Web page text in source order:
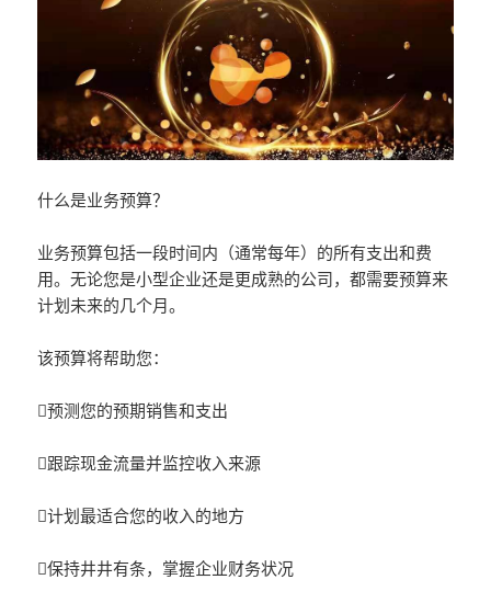
什么是业务预算？
业务预算包括一段时间内（通常每年）的所有支出和费
用。无论您是小型企业还是更成熟的公司，都需要预算来
计划未来的几个月。
该预算将帮助您：
预测您的预期销售和支出
跟踪现金流量并监控收入来源
计划最适合您的收入的地方
保持井井有条，掌握企业财务状况